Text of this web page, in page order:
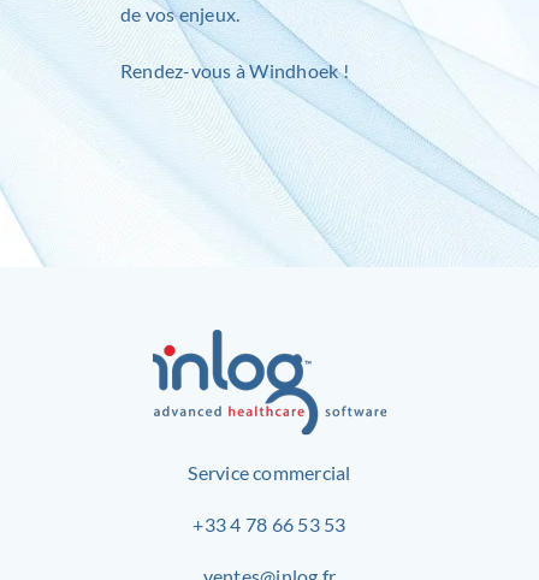
de vos enjeux.
Rendez-vous à Windhoek !
Service commercial
+33 4 78 66 53 53